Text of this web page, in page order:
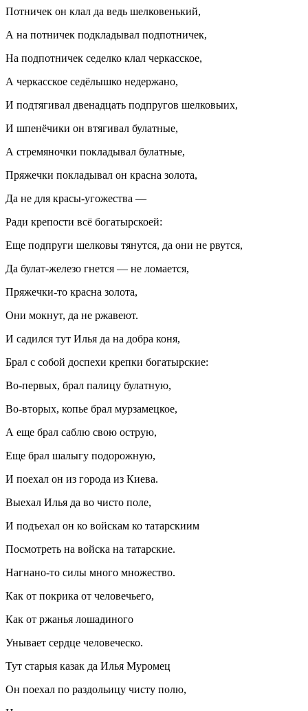
Потничек он клал да ведь шелковенький,
А на потничек подкладывал подпотничек,
На подпотничек седелко клал черкасское,
А черкасское седёлышко недержано,
И подтягивал двенадцать подпругов шелковыих,
И шпенёчики он втягивал булатные,
А стремяночки покладывал булатные,
Пряжечки покладывал он красна золота,
Да не для красы-угожества —
Ради крепости всё богатырскоей:
Еще подпруги шелковы тянутся, да они не рвутся,
Да булат-железо гнется — не ломается,
Пряжечки-то красна золота,
Они мокнут, да не ржавеют.
И садился тут Илья да на добра коня,
Брал с собой доспехи крепки богатырские:
Во-первых, брал палицу булатную,
Во-вторых, копье брал мурзамецкое,
А еще брал саблю свою острую,
Еще брал шалыгу подорожную,
И поехал он из города из Киева.
Выехал Илья да во чисто поле,
И подъехал он ко войскам ко татарскиим
Посмотреть на войска на татарские.
Нагнано-то силы много множество.
Как от покрика от человечьего,
Как от ржанья лошадиного
Унывает сердце человеческо.
Тут старыя казак да Илья Муромец
Он поехал по раздольицу чисту полю,